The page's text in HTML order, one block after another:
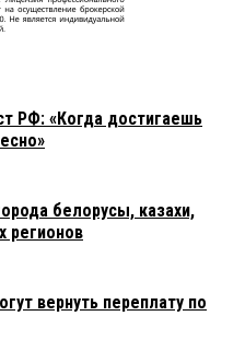
РФ: «Когда достигаешь
белорусы, казахи,
регионов
вернуть переплату по